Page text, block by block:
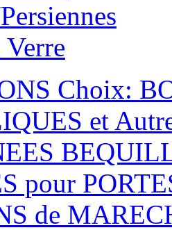
Verre
Choix:
et
pour
de